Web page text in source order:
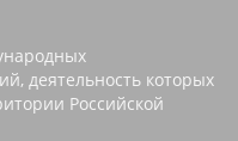
деятельность которых
Российской